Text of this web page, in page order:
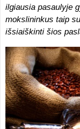
ilgiausia pasaulyje
mokslininkus taip
išsiaiškinti šios